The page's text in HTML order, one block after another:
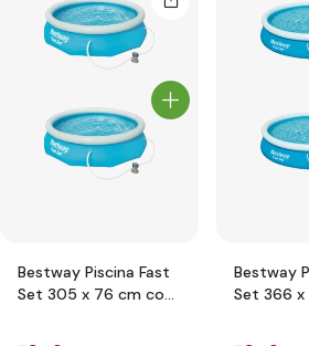
Bestway Piscina Fast
Set 305 x 76 cm con
Bestway
Set 366